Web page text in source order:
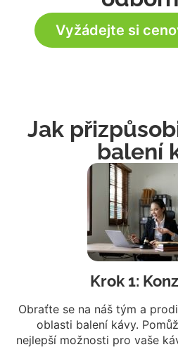
Vyžádejte si
Jak
balení
Krok 1:
Obraťte se na náš tým a
oblasti balení kávy.
nejlepší možnosti pro vaše